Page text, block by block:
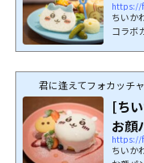
https://
ちいか
コラボ
君に逢えてフォカッチャ
[ち
お顔
https://
ちいか